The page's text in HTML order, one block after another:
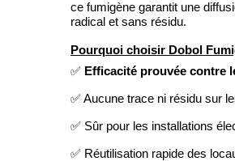
ce fumigène garantit une
radical et sans résidu.
Pourquoi choisir Dobol
✅ Efficacité prouvée contre
✅ Aucune trace ni résidu sur
✅ Sûr pour les installations
✅ Réutilisation rapide des